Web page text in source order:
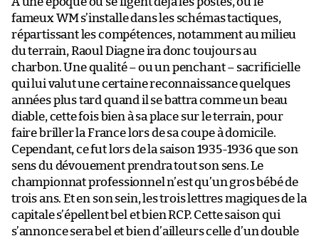
fameux WM s’installe dans les schémas tactiques,
répartissant les compétences, notamment au milieu
du terrain, Raoul Diagne ira donc toujours au
charbon. Une qualité – ou un penchant – sacrificielle
qui lui valut une certaine reconnaissance quelques
années plus tard quand il se battra comme un beau
diable, cette fois bien à sa place sur le terrain, pour
faire briller la France lors de sa coupe à domicile.
Cependant, ce fut lors de la saison 1935-1936 que son
sens du dévouement prendra tout son sens. Le
championnat professionnel n’est qu’un gros bébé de
trois ans. Et en son sein, les trois lettres magiques de la
capitale s’épellent bel et bien RCP. Cette saison qui
s’annonce sera bel et bien d’ailleurs celle d’un double